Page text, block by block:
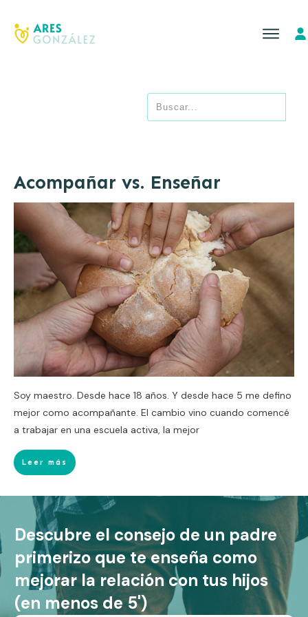
Acompañar vs. Enseñar
Soy maestro. Desde hace 18 años. Y desde hace 5 me defino
mejor como acompañante. El cambio vino cuando comencé
a trabajar en una escuela activa, la mejor
Leer más
Descubre el consejo de un padre
primerizo que te enseña como
mejorar la relación con tus hijos
(en menos de 5')